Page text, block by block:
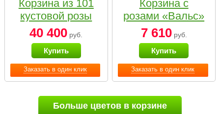
Заказать в один клик
Корзина из 101
кустовой розы
нежных тонов
40 400 руб.
Купить
Заказать в один клик
Корзина с
розами «Вальс»
7 610руб.
Купить
Больше цветов в корзине